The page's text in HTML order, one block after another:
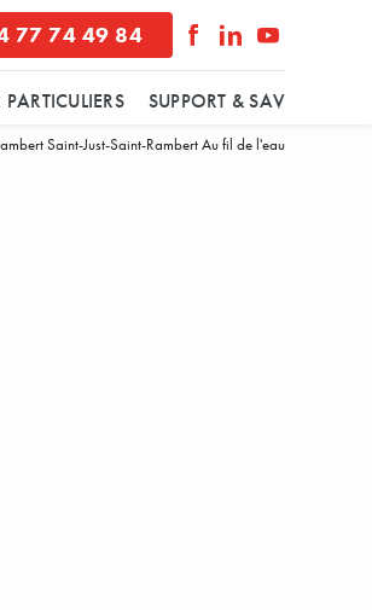
77 74 49 84
SUPPORT & SAV
Saint-Just-Saint-Rambert Au fil de l'eau